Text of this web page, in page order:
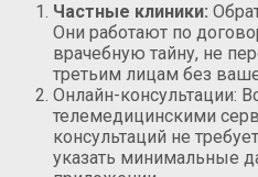
Частные клиники:
Они работают по
врачебную тайну, не
третьим лицам без
Онлайн-консультации:
телемедицинскими
консультаций не
указать минимальные